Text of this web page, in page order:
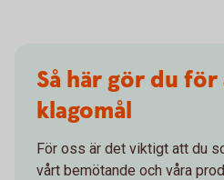
Så här gör du
klagomål
För oss är det viktigt att du
vårt bemötande och våra